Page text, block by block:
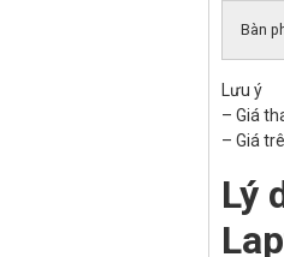
Bàn
Lưu ý
– Giá
– Giá
Lý